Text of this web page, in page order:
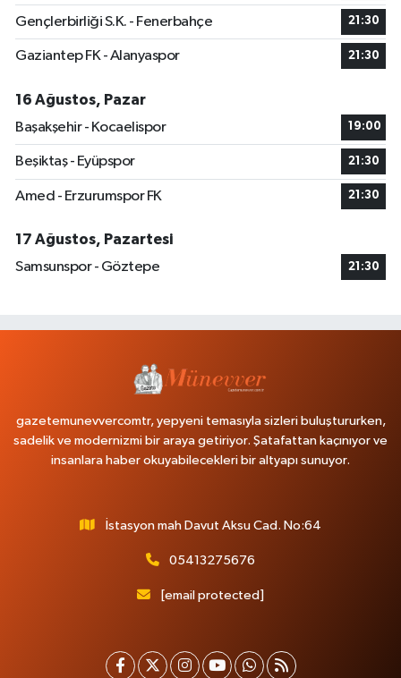
Gençlerbirliği S.K. - Fenerbahçe 21:30
Gaziantep FK - Alanyaspor 21:30
16 Ağustos, Pazar
Başakşehir - Kocaelispor
19:00
Beşiktaş - Eyüpspor 21:30
Amed - Erzurumspor FK 21:30
17 Ağustos, Pazartesi
Samsunspor - Göztepe
21:30
gazetemunevvercomtr, yepyeni temasıyla sizleri buluştururken,
sadelik ve modernizmi bir araya getiriyor. Şatafattan kaçınıyor ve
insanlara haber okuyabilecekleri bir altyapı sunuyor.
İstasyon mah Davut Aksu Cad. No:64
05413275676
[email protected]